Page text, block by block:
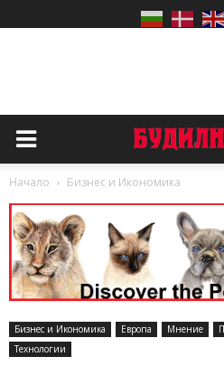
Начало Бизнес и Икономика
Бизнес и Икономика Европа Мнение
Технологии